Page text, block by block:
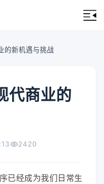
的新机遇与挑战
代商业的
2420
已经成为我们日常生